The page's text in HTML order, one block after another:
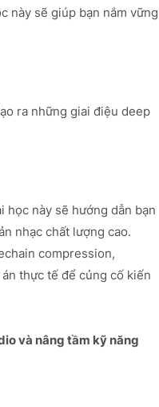
này sẽ giúp bạn nắm vững
ra những giai điệu deep
học này sẽ hướng dẫn bạn
nhạc chất lượng cao.
compression,
thực tế để củng cố kiến
và nâng tầm kỹ năng